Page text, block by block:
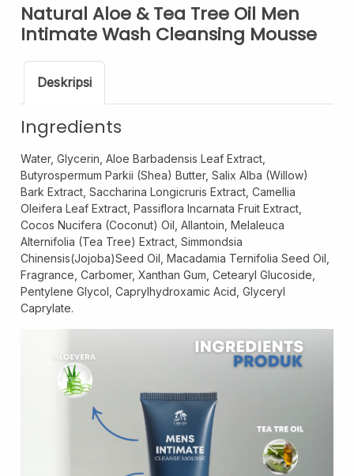
Hair Serum
Conditioner
Pregnancy Skin Care
Baby And Kids Care
Body Care
Hair Care
Men Care
Men Skincare
Natural Aloe & Tea Tree Oil Men
Intimate Wash Cleansing Mousse
Deskripsi
Ingredients
Water, Glycerin, Aloe Barbadensis Leaf Extract,
Butyrospermum Parkii (Shea) Butter, Salix Alba (Willow)
Bark Extract, Saccharina Longicruris Extract, Camellia
Oleifera Leaf Extract, Passiflora Incarnata Fruit Extract,
Cocos Nucifera (Coconut) Oil, Allantoin, Melaleuca
Alternifolia (Tea Tree) Extract, Simmondsia
Chinensis(Jojoba)Seed Oil, Macadamia Ternifolia Seed Oil,
Fragrance, Carbomer, Xanthan Gum, Cetearyl Glucoside,
Pentylene Glycol, Caprylhydroxamic Acid, Glyceryl
Caprylate.